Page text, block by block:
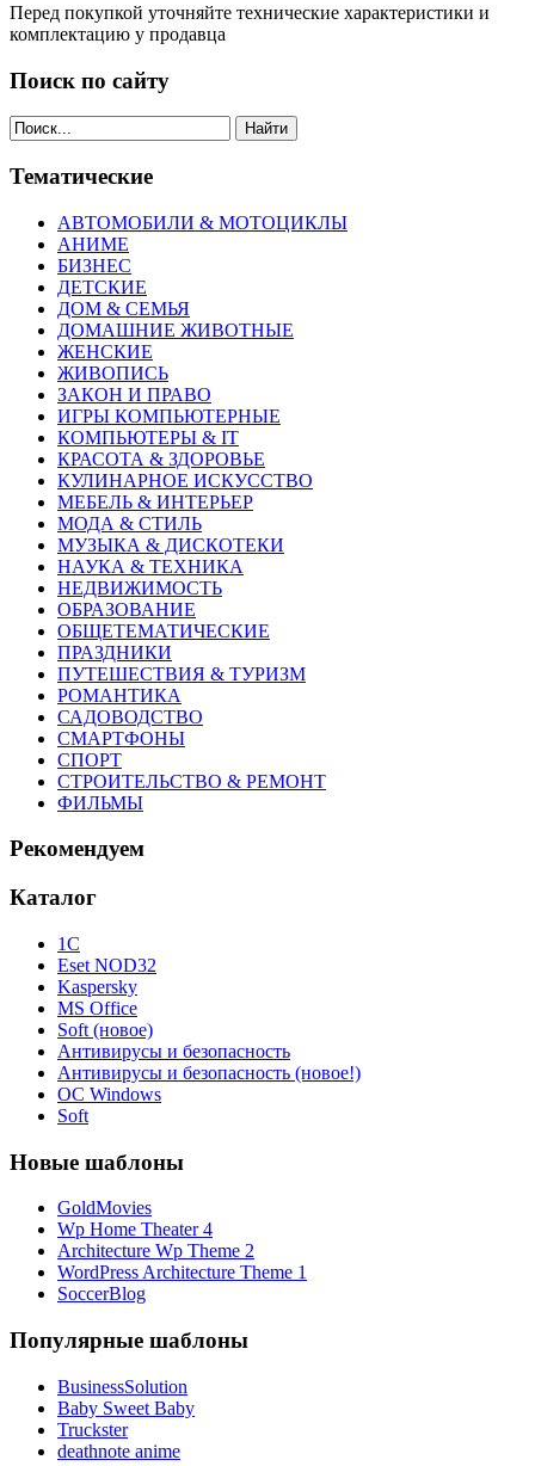
Перед покупкой уточняйте технические характеристики и
комплектацию у продавца
Поиск по сайту
Найти
Тематические
АВТОМОБИЛИ & МОТОЦИКЛЫ
АНИМЕ
БИЗНЕС
ДЕТСКИЕ
ДОМ & СЕМЬЯ
ДОМАШНИЕ ЖИВОТНЫЕ
ЖЕНСКИЕ
ЖИВОПИСЬ
ЗАКОН И ПРАВО
ИГРЫ КОМПЬЮТЕРНЫЕ
КОМПЬЮТЕРЫ & IT
КРАСОТА & ЗДОРОВЬЕ
КУЛИНАРНОЕ ИСКУССТВО
МЕБЕЛЬ & ИНТЕРЬЕР
МОДА & СТИЛЬ
МУЗЫКА & ДИСКОТЕКИ
НАУКА & ТЕХНИКА
НЕДВИЖИМОСТЬ
ОБРАЗОВАНИЕ
ОБЩЕТЕМАТИЧЕСКИЕ
ПРАЗДНИКИ
ПУТЕШЕСТВИЯ & ТУРИЗМ
РОМАНТИКА
САДОВОДСТВО
СМАРТФОНЫ
СПОРТ
СТРОИТЕЛЬСТВО & РЕМОНТ
ФИЛЬМЫ
Рекомендуем
Каталог
1С
Eset NOD32
Kaspersky
MS Office
Soft (новое)
Антивирусы и безопасность
Антивирусы и безопасность (новое!)
ОС Windows
Soft
Новые шаблоны
GoldMovies
Wp Home Theater 4
Architecture Wp Theme 2
WordPress Architecture Theme 1
SoccerBlog
Популярные шаблоны
BusinessSolution
Baby Sweet Baby
Truckster
deathnote anime